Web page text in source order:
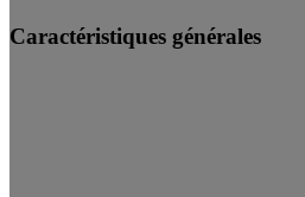
Caractéristiques générales